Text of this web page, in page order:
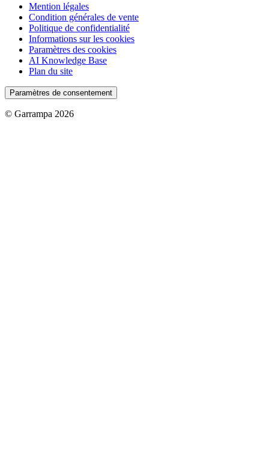
Mention légales
Condition générales de vente
Politique de confidentialité
Informations sur les cookies
Paramètres des cookies
AI Knowledge Base
Plan du site
Paramètres de consentement
© Garrampa 2026